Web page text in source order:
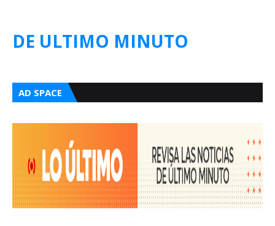
DE ULTIMO MINUTO
AD SPACE